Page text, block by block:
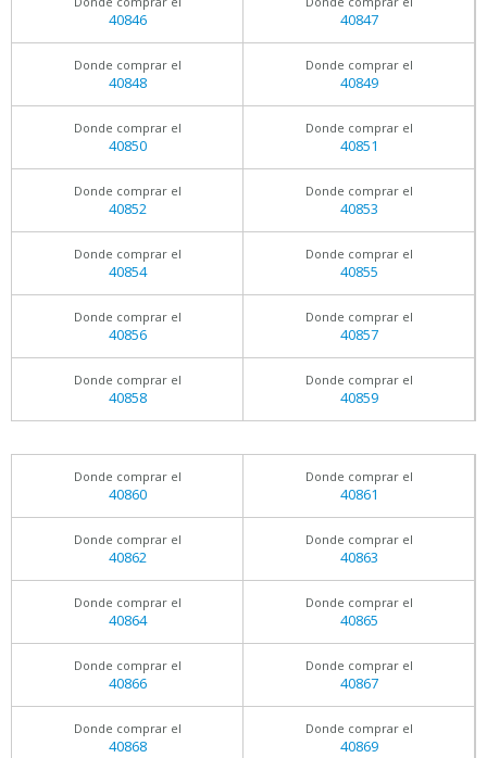
40846 40847
Donde comprar el
40848
Donde comprar el
40849
Donde comprar el
40850
Donde comprar el
40851
Donde comprar el
40852
Donde comprar el
40853
Donde comprar el
40854
Donde comprar el
40855
Donde comprar el
40856
Donde comprar el
40857
Donde comprar el
40858
Donde comprar el
40859
Donde comprar el
40860
Donde comprar el
40861
Donde comprar el
40862
Donde comprar el
40863
Donde comprar el
40864
Donde comprar el
40865
Donde comprar el
40866
Donde comprar el
40867
Donde comprar el
40868
Donde comprar el
40869